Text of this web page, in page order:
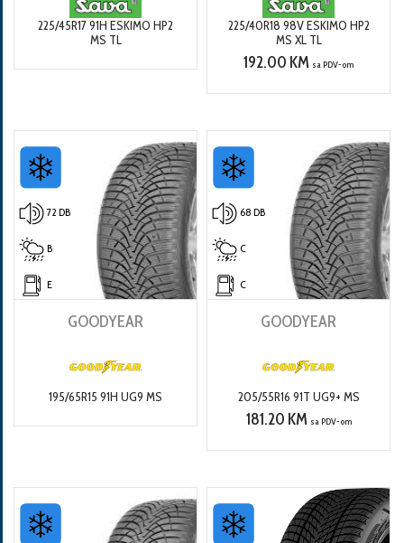
225/45R17 91H ESKIMO HP2
MS TL
225/40R18 98V ESKIMO HP2
MS XL TL
192.00 KM sa PDV-om
72 DB
B
E
GOODYEAR
195/65R15 91H UG9 MS
68 DB
C
C
GOODYEAR
205/55R16 91T UG9+ MS
181.20 KM sa PDV-om